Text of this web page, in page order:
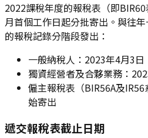
2022課稅年度的報稅表（即
月首個工作日起分批寄出。與往
的報稅記錄分階段發出：
一般納稅人：2023年4月3
獨資經營者及合夥業務：
僱主報稅表（BIR56A及
始寄出
遞交報稅表截止日期